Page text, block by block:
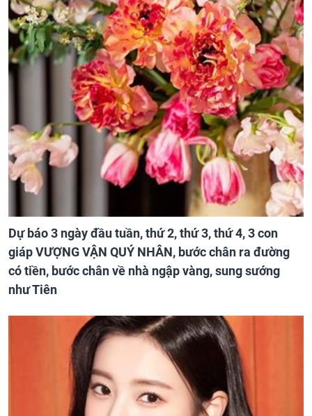
Dự báo 3 ngày đầu tuần, thứ 2, thứ 3, thứ 4, 3 con
giáp VƯỢNG VẬN QUÝ NHÂN, bước chân ra đường
có tiền, bước chân về nhà ngập vàng, sung sướng
như Tiên